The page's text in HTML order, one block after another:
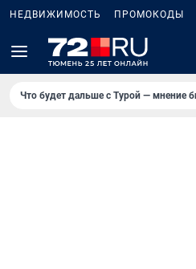
НЕДВИЖИМОСТЬ ПРОМОКОДЫ
Что будет дальше с Турой — мнение